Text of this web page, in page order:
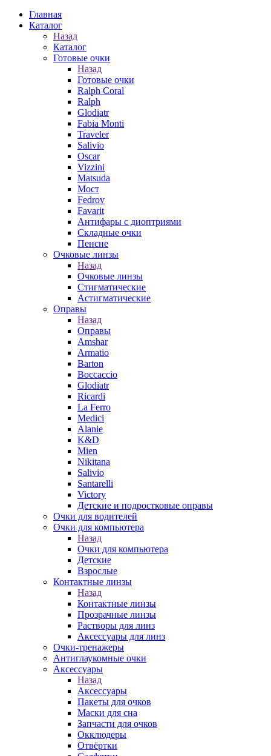
Главная
Каталог
Назад
Каталог
Готовые очки
Назад
Готовые очки
Ralph Coral
Ralph
Glodiatr
Fabia Monti
Traveler
Salivio
Oscar
Vizzini
Matsuda
Мост
Fedrov
Favarit
Антифары с диоптриями
Складные очки
Пенсне
Очковые линзы
Назад
Очковые линзы
Стигматические
Астигматические
Оправы
Назад
Оправы
Amshar
Armatio
Barton
Boccaccio
Glodiatr
Ricardi
La Ferro
Medici
Alanie
K&D
Mien
Nikitana
Salivio
Santarelli
Victory
Детские и подростковые оправы
Очки для водителей
Очки для компьютера
Назад
Очки для компьютера
Детские
Взрослые
Контактные линзы
Назад
Контактные линзы
Прозрачные линзы
Растворы для линз
Аксессуары для линз
Очки-тренажеры
Антиглаукомные очки
Аксессуары
Назад
Аксессуары
Пакеты для очков
Маски для сна
Запчасти для очков
Окклюдеры
Отвёртки